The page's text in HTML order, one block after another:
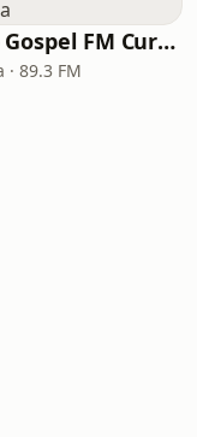
Rádio Gospel FM Curitiba
89.3 FM